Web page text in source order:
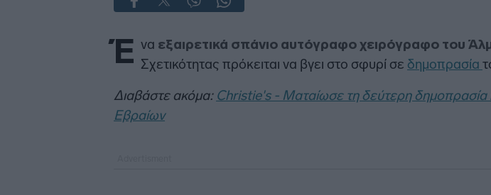
Έ να εξαιρετικά σπάνιο αυτόγραφο χειρόγραφο του
Σχετικότητας πρόκειται να βγει στο σφυρί σε δημοπρασία
Διαβάστε ακόμα: Christie's - Ματαίωσε τη δεύτερη
Εβραίων